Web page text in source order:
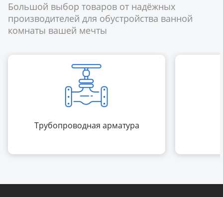
Большой выбор товаров от надёжных
производителей для обустройства ванной
комнаты вашей мечты
Трубопроводная арматура